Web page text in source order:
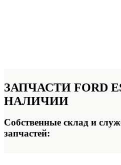
ЗАПЧАСТИ FORD
НАЛИЧИИ
Собственные склад и
запчастей: